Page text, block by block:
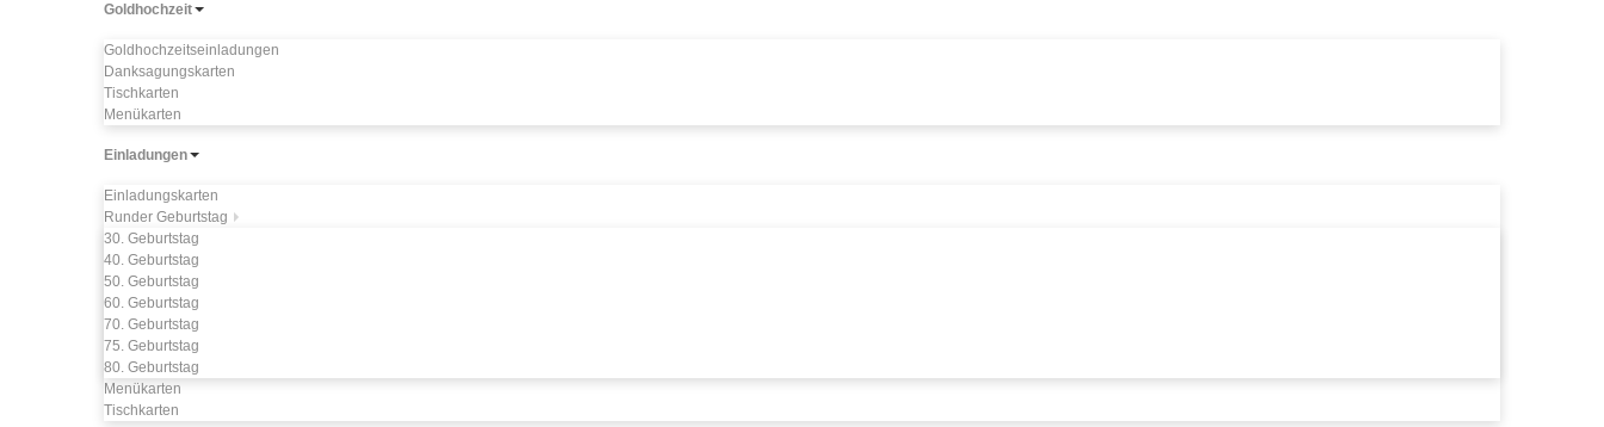
Goldhochzeit
Goldhochzeitseinladungen
Danksagungskarten
Tischkarten
Menükarten
Einladungen
Einladungskarten
Runder Geburtstag
30. Geburtstag
40. Geburtstag
50. Geburtstag
60. Geburtstag
70. Geburtstag
75. Geburtstag
80. Geburtstag
Menükarten
Tischkarten